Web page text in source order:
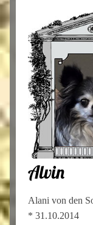
Alvin
Alani von den
* 31.10.2014